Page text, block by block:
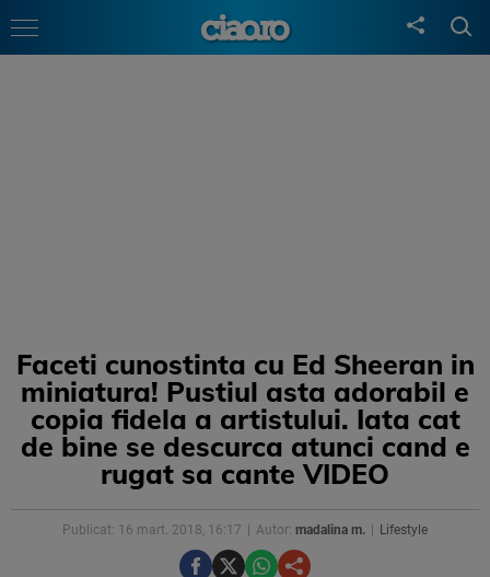
Faceti cunostinta cu Ed Sheeran in
miniatura! Pustiul asta adorabil e
copia fidela a artistului. Iata cat
de bine se descurca atunci cand e
rugat sa cante VIDEO
Publicat: 16 mart. 2018, 16:17 Autor: madalina m. Lifestyle